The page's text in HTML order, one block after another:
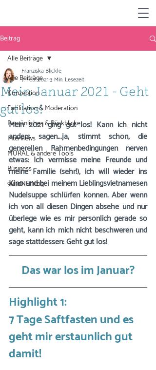
Beitrag
Alle Beiträge
Konzeption
Facilitation & Moderation
Persönliches & Rückblicke
Interviews
MURAL & andere Tools
Business
9undNEINzig
Alle Beiträge
Mein Januar 2021 - Geht
gut los!
Franziska Blickle
7. Feb. 20213 Min. Lesezeit
Mein 2021 ging gut los! Kann ich nicht
anders sagen...ja, stimmt schon, die
generellen Rahmenbedingungen nerven
etwas: Ich vermisse meine Freunde und
meine Familie (sehr!), ich will wieder ins
Kino und bei meinem Lieblingsvietnamesen
Nudelsuppe schlürfen können. Aber wenn
ich von all diesen Dingen absehe und nur
überlege wie es mir persönlich gerade so
geht, kann ich mich nicht beschweren und
sage stattdessen: Geht gut los!
Das war los im Januar?
Highlight 1:
7 Tage Saftfasten und es
geht mir erstaunlich gut
damit!